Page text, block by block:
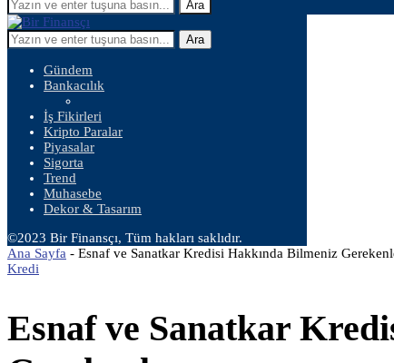
Ara
Ara
Gündem
Bankacılık
İş Fikirleri
Kripto Paralar
Piyasalar
Sigorta
Trend
Muhasebe
Dekor & Tasarım
©2023 Bir Finansçı, Tüm hakları saklıdır.
Ana Sayfa - Esnaf ve Sanatkar Kredisi Hakkında Bilmeniz
Kredi
Esnaf ve Sanatkar